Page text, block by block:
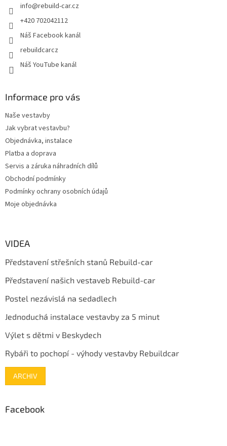
info@rebuild-car.cz
+420 702042112
Náš Facebook kanál
rebuildcarcz
Náš YouTube kanál
Informace pro vás
Naše vestavby
Jak vybrat vestavbu?
Objednávka, instalace
Platba a doprava
Servis a záruka náhradních dílů
Obchodní podmínky
Podmínky ochrany osobních údajů
Moje objednávka
VIDEA
Představení střešních stanů Rebuild-car
Představení našich vestaveb Rebuild-car
Postel nezávislá na sedadlech
Jednoduchá instalace vestavby za 5 minut
Výlet s dětmi v Beskydech
Rybáři to pochopí - výhody vestavby Rebuildcar
ARCHIV
Facebook